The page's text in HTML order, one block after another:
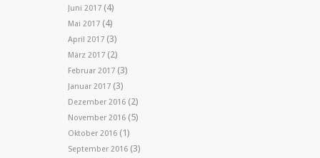
Juni 2017 (4)
Mai 2017 (4)
April 2017 (3)
März 2017 (2)
Februar 2017 (3)
Januar 2017 (3)
Dezember 2016 (2)
November 2016 (5)
Oktober 2016 (1)
September 2016 (3)